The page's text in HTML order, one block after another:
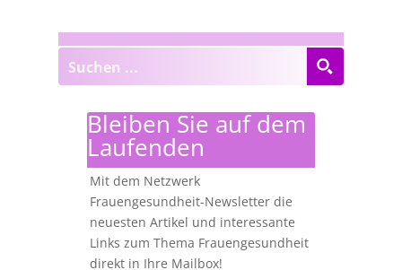
Bleiben Sie auf dem
Laufenden
Mit dem Netzwerk
Frauengesundheit-Newsletter die
neuesten Artikel und interessante
Links zum Thema Frauengesundheit
direkt in Ihre Mailbox!